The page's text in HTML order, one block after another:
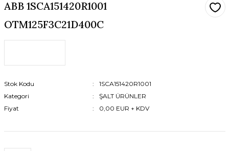
ABB 1SCA151420R1001
OTM125F3C21D400C
Stok Kodu
1SCA151420R1001
Kategori
ŞALT ÜRÜNLER
Fiyat
0,00 EUR + KDV